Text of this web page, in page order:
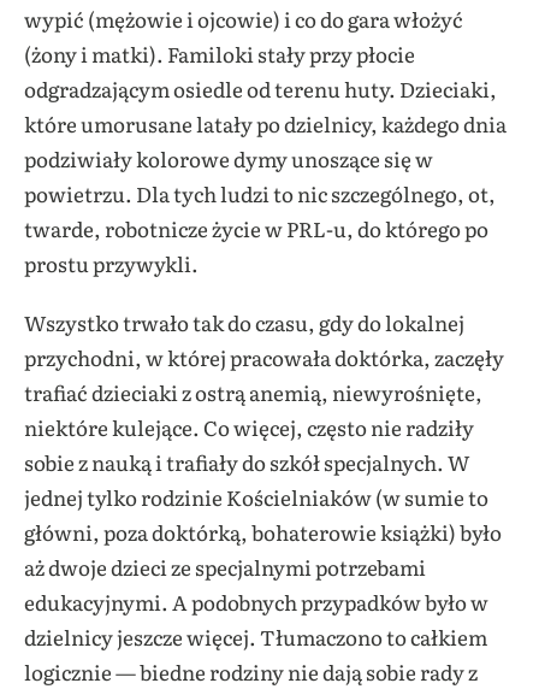
wypić (mężowie i ojcowie) i co do gara włożyć
(żony i matki). Familoki stały przy płocie
odgradzającym osiedle od terenu huty. Dzieciaki,
które umorusane latały po dzielnicy, każdego dnia
podziwiały kolorowe dymy unoszące się w
powietrzu. Dla tych ludzi to nic szczególnego, ot,
twarde, robotnicze życie w PRL-u, do którego po
prostu przywykli.
Wszystko trwało tak do czasu, gdy do lokalnej
przychodni, w której pracowała doktórka, zaczęły
trafiać dzieciaki z ostrą anemią, niewyrośnięte,
niektóre kulejące. Co więcej, często nie radziły
sobie z nauką i trafiały do szkół specjalnych. W
jednej tylko rodzinie Kościelniaków (w sumie to
główni, poza doktórką, bohaterowie książki) było
aż dwoje dzieci ze specjalnymi potrzebami
edukacyjnymi. A podobnych przypadków było w
dzielnicy jeszcze więcej. Tłumaczono to całkiem
logicznie — biedne rodziny nie dają sobie rady z